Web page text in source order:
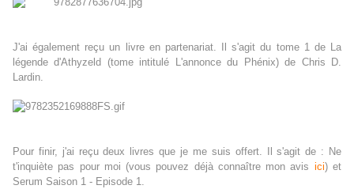
J'ai également reçu un livre en partenariat. Il s'agit du tome 1 de La
légende d'Athyzeld (tome intitulé L'annonce du Phénix) de Chris D.
Lardin.
Pour finir, j'ai reçu deux livres que je me suis offert. Il s'agit de : Ne
t'inquiète pas pour moi (vous pouvez déjà connaître mon avis ici) et
Serum Saison 1 - Episode 1.